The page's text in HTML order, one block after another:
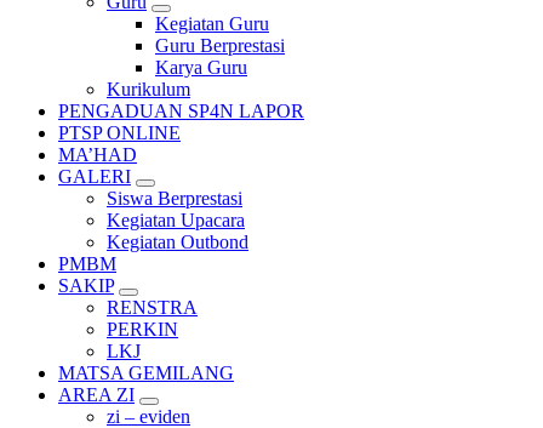
Kegiatan Guru
Guru Berprestasi
Karya Guru
Kurikulum
PENGADUAN SP4N LAPOR
PTSP ONLINE
MA’HAD
GALERI
Siswa Berprestasi
Kegiatan Upacara
Kegiatan Outbond
PMBM
SAKIP
RENSTRA
PERKIN
LKJ
MATSA GEMILANG
AREA ZI
zi – eviden